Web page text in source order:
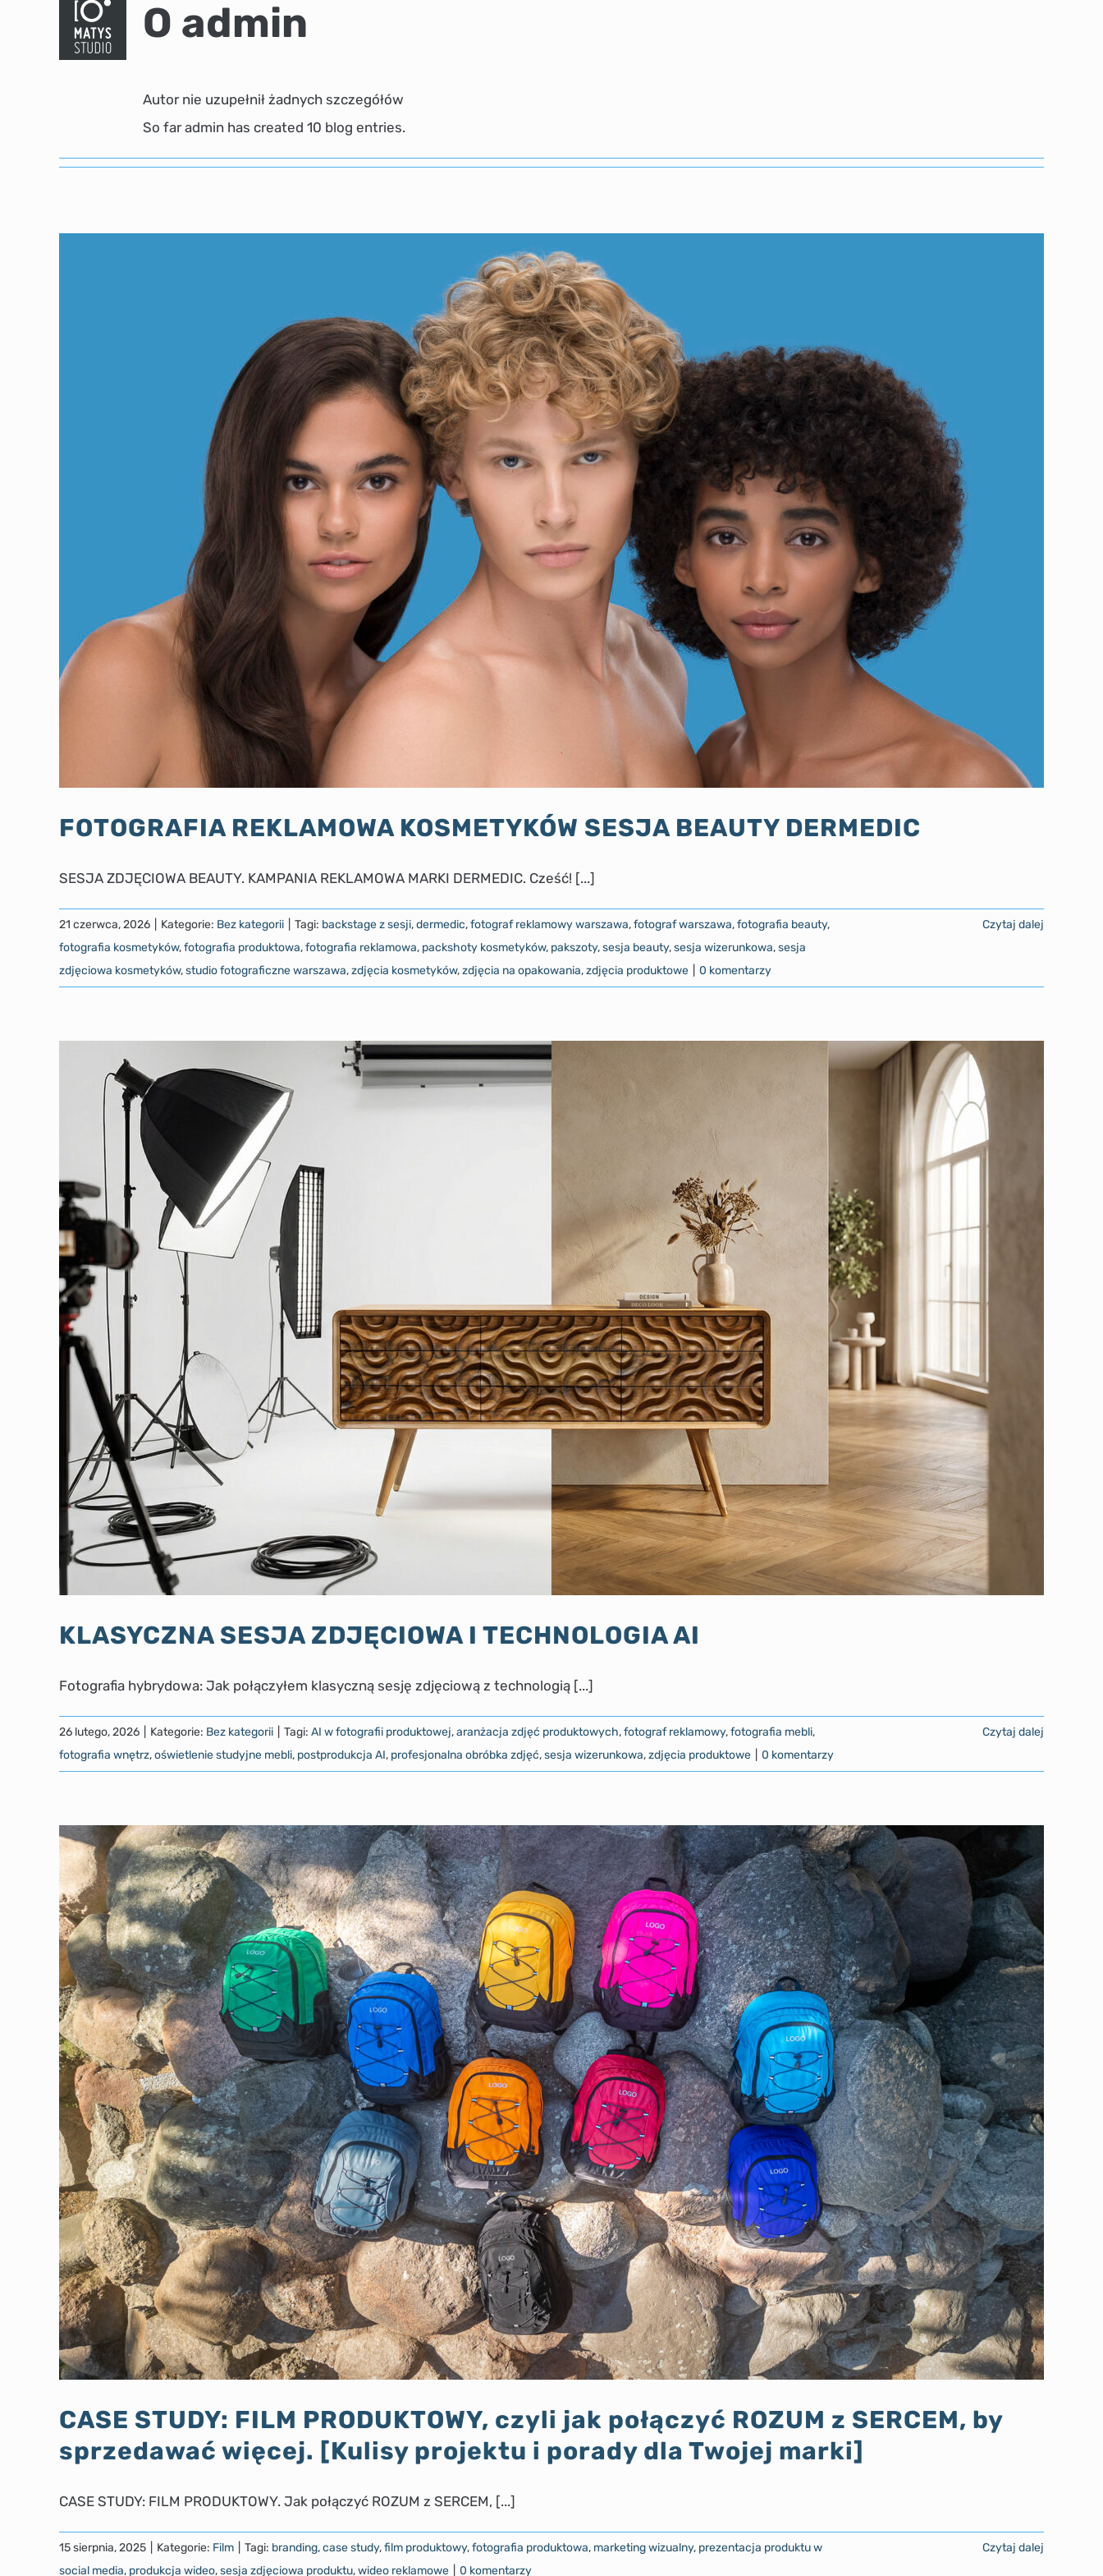
O admin
Autor nie uzupełnił żadnych szczegółów
So far admin has created 10 blog entries.
FOTOGRAFIA REKLAMOWA KOSMETYKÓW SESJA BEAUTY DERMEDIC
SESJA ZDJĘCIOWA BEAUTY. KAMPANIA REKLAMOWA MARKI DERMEDIC. Cześć! [...]
21 czerwca, 2026 Kategorie: Bez kategorii Tagi: backstage z sesji,dermedic,fotograf reklamowy warszawa,fotograf warszawa,fotografia beauty,
fotografia kosmetyków,fotografia produktowa,fotografia reklamowa, packshoty kosmetyków, pakszoty,sesja beauty,sesja wizerunkowa,sesja
zdjęciowa kosmetyków,studio fotograficzne warszawa,zdjęcia kosmetyków,zdjęcia na opakowania,zdjęcia produktowe 0 komentarzy
Czytaj dalej
KLASYCZNA SESJA ZDJĘCIOWA I TECHNOLOGIA AI
Fotografia hybrydowa: Jak połączyłem klasyczną sesję zdjęciową z technologią [...]
26 lutego, 2026 Kategorie: Bez kategorii Tagi: AI w fotografii produktowej,aranżacja zdjęć produktowych,fotograf reklamowy,fotografia mebli,
fotografia wnętrz,oświetlenie studyjne mebli, postprodukcja AI, profesjonalna obróbka zdjęć,sesja wizerunkowa,zdjęcia produktowe 0 komentarzy
Czytaj dalej
CASE STUDY: FILM PRODUKTOWY, czyli jak połączyć ROZUM z SERCEM, by
sprzedawać więcej. [Kulisy projektu i porady dla Twojej marki]
CASE STUDY: FILM PRODUKTOWY. Jak połączyć ROZUM z SERCEM, [...]
15 sierpnia, 2025 Kategorie: Film Tagi: branding,case study,film produktowy,fotografia produktowa, marketing wizualny, prezentacja produktu w
social media, produkcja wideo,sesja zdjęciowa produktu,wideo reklamowe 0 komentarzy
Czytaj dalej